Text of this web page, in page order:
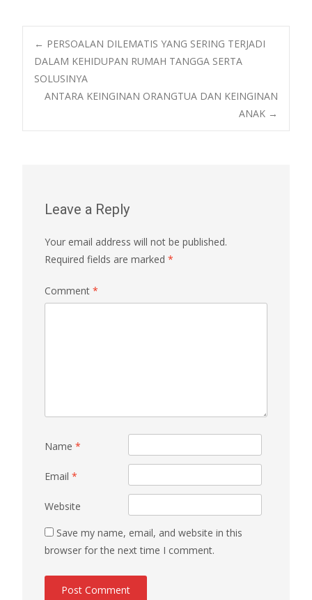
Post
navigation
← PERSOALAN DILEMATIS YANG SERING TERJADI
DALAM KEHIDUPAN RUMAH TANGGA SERTA
SOLUSINYA
ANTARA KEINGINAN ORANGTUA DAN KEINGINAN
ANAK →
Leave a Reply
Your email address will not be published.
Required fields are marked *
Comment *
Name *
Email *
Website
Save my name, email, and website in this
browser for the next time I comment.